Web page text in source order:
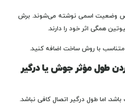
فرض وضعیت اسمی نوشته می‌شوند. برش
همگی اثر خود را دارند.
متناسب با روش ساخت اضافه کنید.
نکردن طول مؤثر جوش یا درگیر
اما طول درگیر اتصال کافی نباشد.